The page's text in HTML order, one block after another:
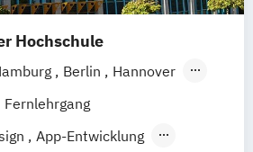
Hochschule
Berlin
Hannover
München
Dortmund
Fernlehrgang
App-Entwicklung